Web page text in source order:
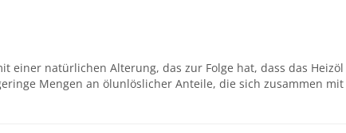
einer natürlichen Alterung, das zur Folge hat, dass das Heizöl
Mengen an ölunlöslicher Anteile, die sich zusammen mit